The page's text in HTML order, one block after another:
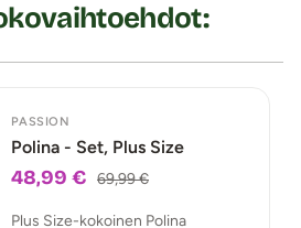
PASSION
Polina - Set, Plus Size
48,99 € 69,99 €
Plus Size-kokoinen Polina